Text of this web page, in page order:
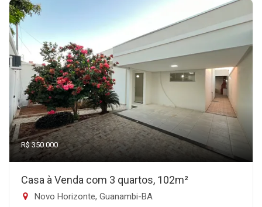
R$ 350.000
Casa à Venda com 3 quartos, 102m²
Novo Horizonte, Guanambi-BA